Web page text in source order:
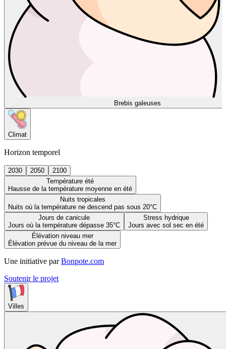
Brebis galeuses
Climat
Horizon temporel
2030 2050
2100
Température été
Hausse de la température moyenne en été
Nuits tropicales
Nuits où la température ne descend pas sous 20°C
Jours de canicule
Jours où la température dépasse 35°C
Stress hydrique
Jours avec sol sec en été
Élévation niveau mer
Élévation prévue du niveau de la mer
Une initiative par Bonpote.com
Soutenir le projet
Villes